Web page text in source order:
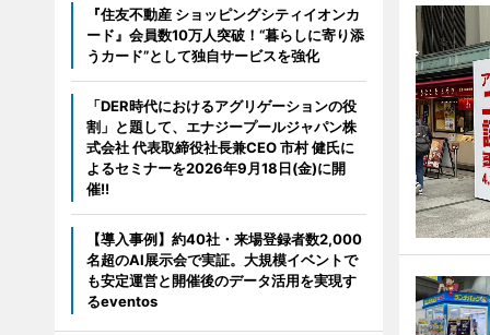
『住友不動産 ショッピングシティイオンカ
ード』会員数10万人突破！“暮らしに寄り添
うカード”として独自サービスを強化
「DER時代におけるアグリゲーションの役
割」と題して、エナジープールジャパン株
式会社 代表取締役社長兼CEO 市村 健氏に
よるセミナーを2026年9月18日(金)に開
催!!
【導入事例】約40社・来場登録者数2,000
名超のAI展示会で実証。大規模イベントで
も安定運営と開催後のデータ活用を実現す
るeventos